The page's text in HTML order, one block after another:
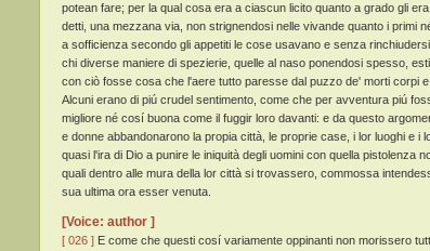
potean fare; per la qual cosa era a ciascun licito quanto a grado gli era
detti, una mezzana via, non strignendosi nelle vivande quanto i primi
a sofficienza secondo gli appetiti le cose usavano e senza
chi diverse maniere di spezierie, quelle al naso ponendosi spesso,
con ciò fosse cosa che l'aere tutto paresse dal puzzo de' morti corpi
Alcuni erano di piú crudel sentimento, come che per avventura piú
migliore né cosí buona come il fuggir loro davanti: e da questo
e donne abbandonarono la propia città, le proprie case, i lor luoghi e i
quasi l'ira di Dio a punire le iniquità degli uomini con quella
quali dentro alle mura della lor città si trovassero, commossa
sua ultima ora esser venuta.
[Voice: author ]
[ 026 ] E come che questi cosí variamente oppinanti non morissero